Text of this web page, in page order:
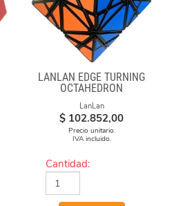
LANLAN EDGE TURNING
OCTAHEDRON
LanLan
$ 102.852,00
Precio unitario.
IVA incluido.
Cantidad: